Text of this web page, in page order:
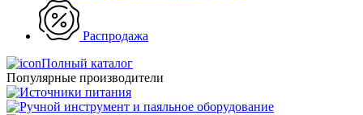
Распродажа
Полный каталог
Популярные производители